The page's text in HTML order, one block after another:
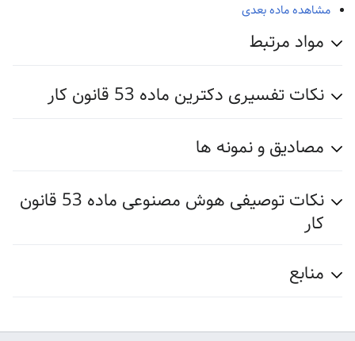
مشاهده ماده بعدی
مواد مرتبط
نکات تفسیری دکترین ماده 53 قانون کار
مصادیق و نمونه ها
نکات توصیفی هوش مصنوعی ماده 53 قانون
کار
منابع